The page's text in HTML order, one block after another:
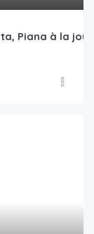
Piana à la